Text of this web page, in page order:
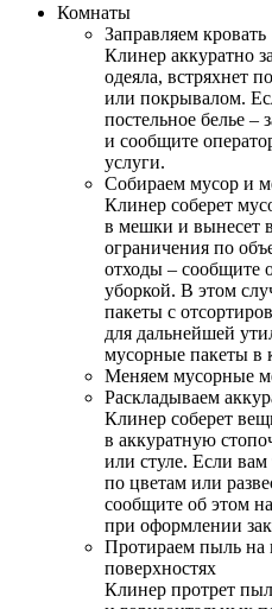
Комнаты
Заправляем кровать
Клинер аккуратно
одеяла, встряхнет
или покрывалом.
постельное белье –
и сообщите
услуги.
Собираем мусор и
Клинер соберет
в мешки и вынесет
ограничения по
отходы – сообщите
уборкой. В этом
пакеты с
для дальнейшей
мусорные пакеты в
Меняем мусорные
Раскладываем
Клинер соберет
в аккуратную
или стуле. Если вам
по цветам или
сообщите об этом
при оформлении
Протираем пыль на
поверхностях
Клинер протрет